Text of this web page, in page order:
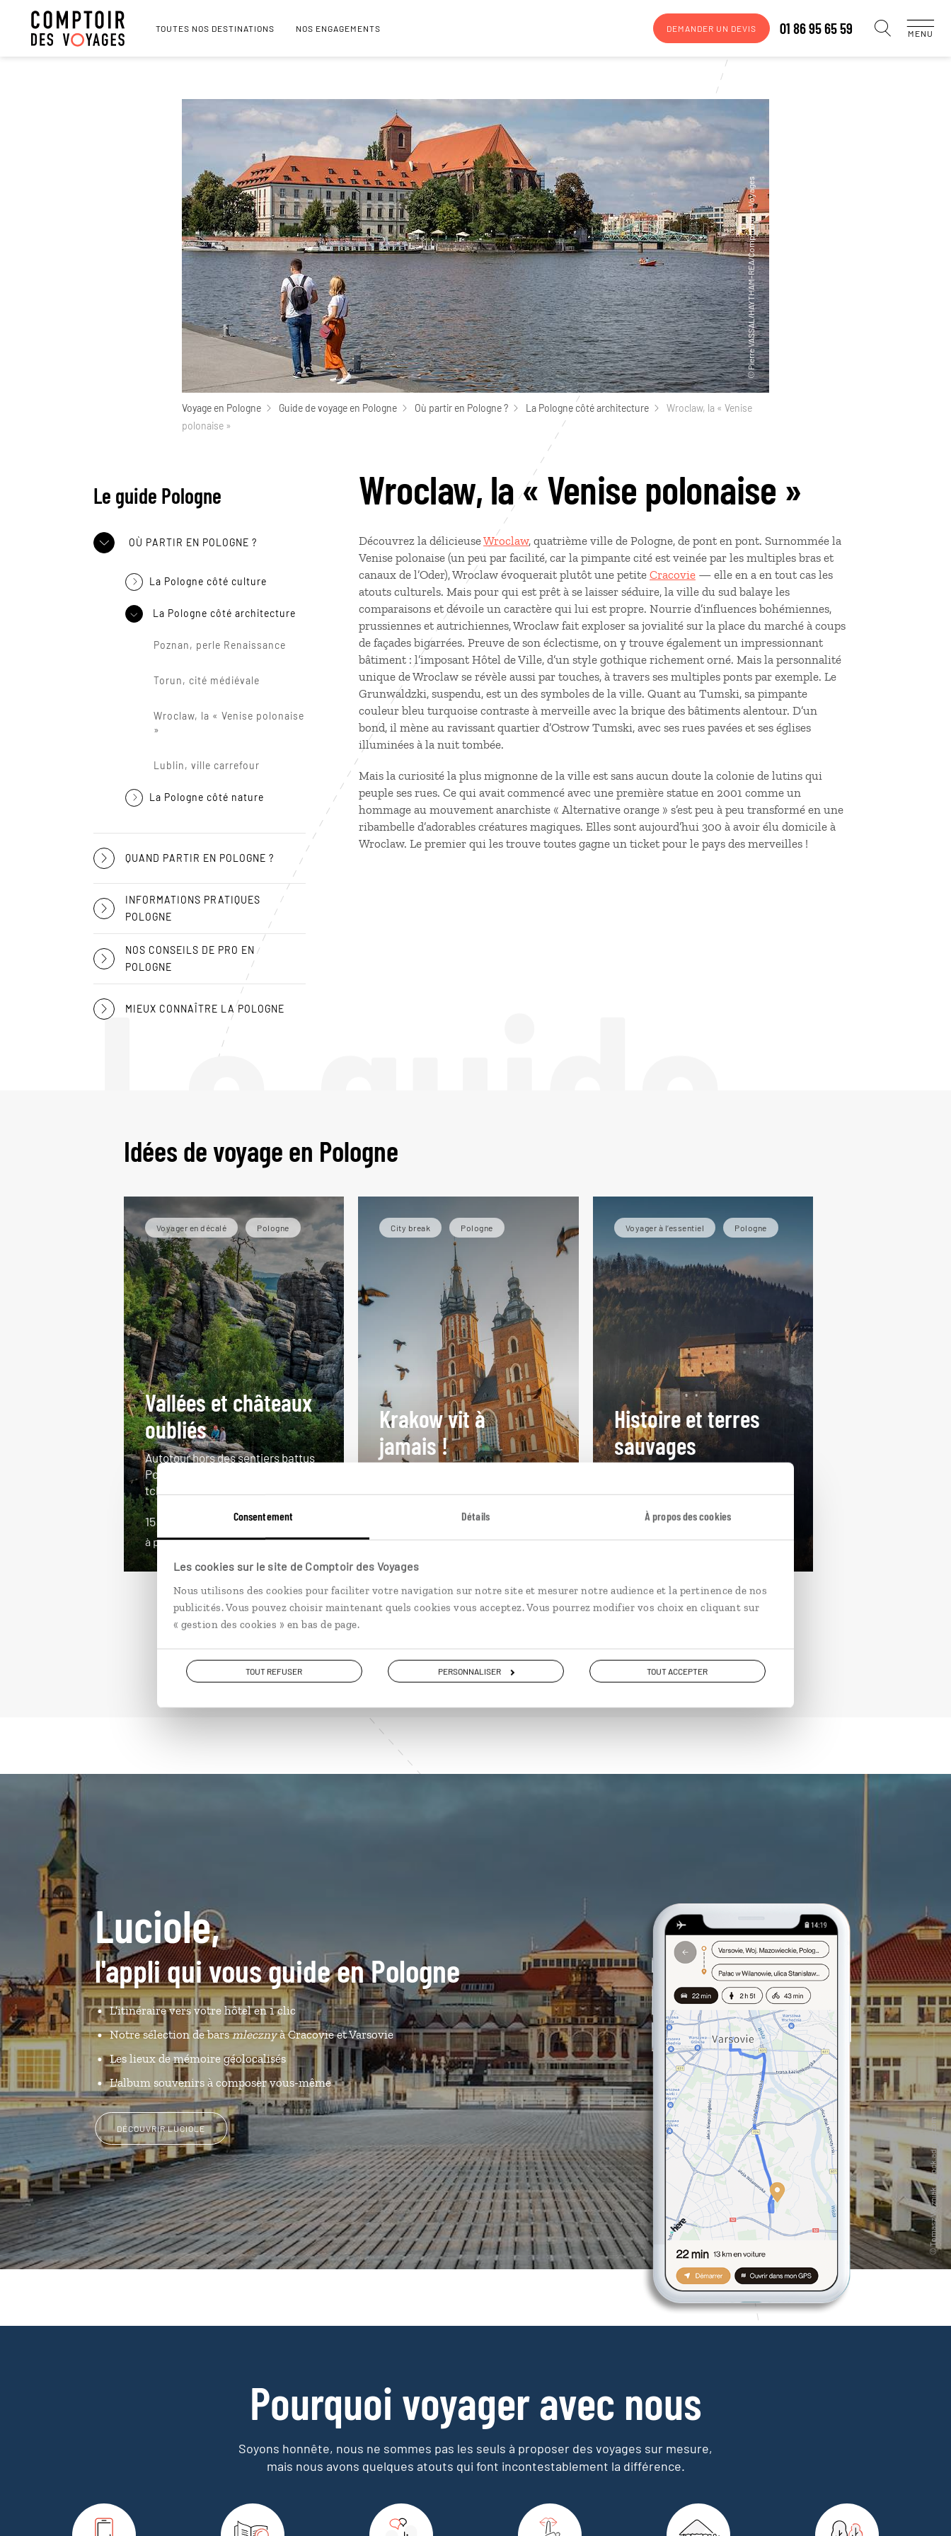
Consentement Détails À propos des cookies
Les cookies sur le site de Comptoir des Voyages
Nous utilisons des cookies pour faciliter votre navigation sur notre site et mesurer notre audience et la pertinence de nos
publicités. Vous pouvez choisir maintenant quels cookies vous acceptez. Vous pourrez modifier vos choix en cliquant sur
« gestion des cookies » en bas de page.
TOUT REFUSER PERSONNALISER TOUT ACCEPTER
TOUTES NOS DESTINATIONS NOS ENGAGEMENTS DEMANDER UN DEVIS 01 86 95 65 59 MENU
Voyage en Pologne Guide de voyage en Pologne Où partir en Pologne ? La Pologne côté architecture
Wroclaw, la « Venise
polonaise »
Le guide
Le guide Pologne
OÙ PARTIR EN POLOGNE ?
La Pologne côté culture
La Pologne côté architecture
Poznan, perle Renaissance
Torun, cité médiévale
Wroclaw, la « Venise polonaise
»
Lublin, ville carrefour
La Pologne côté nature
QUAND PARTIR EN POLOGNE ?
INFORMATIONS PRATIQUES
POLOGNE
NOS CONSEILS DE PRO EN
POLOGNE
MIEUX CONNAÎTRE LA POLOGNE
Wroclaw, la « Venise polonaise »
Découvrez la délicieuseWroclaw, quatrième ville de Pologne, de pont en pont. Surnommée la
Venise polonaise (un peu par facilité, car la pimpante cité est veinée par les multiples bras et
canaux de l’Oder), Wroclaw évoquerait plutôt une petite Cracovie — elle en a en tout cas les
atouts culturels. Mais pour qui est prêt à se laisser séduire, la ville du sud balaye les
comparaisons et dévoile un caractère qui lui est propre. Nourrie d’influences bohémiennes,
prussiennes et autrichiennes, Wroclaw fait exploser sa jovialité sur la place du marché à coups
de façades bigarrées. Preuve de son éclectisme, on y trouve également un impressionnant
bâtiment : l’imposant Hôtel de Ville, d’un style gothique richement orné. Mais la personnalité
unique de Wroclaw se révèle aussi par touches, à travers ses multiples ponts par exemple. Le
Grunwaldzki, suspendu, est un des symboles de la ville. Quant au Tumski, sa pimpante
couleur bleu turquoise contraste à merveille avec la brique des bâtiments alentour. D’un
bond, il mène au ravissant quartier d’Ostrow Tumski, avec ses rues pavées et ses églises
illuminées à la nuit tombée.
Mais la curiosité la plus mignonne de la ville est sans aucun doute la colonie de lutins qui
peuple ses rues. Ce qui avait commencé avec une première statue en 2001 comme un
hommage au mouvement anarchiste « Alternative orange » s’est peu à peu transformé en une
ribambelle d’adorables créatures magiques. Elles sont aujourd’hui 300 à avoir élu domicile à
Wroclaw. Le premier qui les trouve toutes gagne un ticket pour le pays des merveilles !
Idées de voyage en Pologne
Voyager en décalé Pologne
Vallées et châteaux
oubliés
Autotour hors des sentiers battus
Pologne, Slovaquie et République
tchèque.
15 jours / 14 nuits
à partir de 2300€
City break Pologne
Krakow vit à
jamais !
4 jours / 3 nuits
à partir de 800€
Voyager à l’essentiel Pologne
Histoire et terres
sauvages
8 jours / 7 nuits
à partir de 1200€
Luciole,
l'appli qui vous guide en Pologne
L’itinéraire vers votre hôtel en 1 clic
Notre sélection de barsmlecznyà Cracovie et Varsovie
Les lieux de mémoire géolocalisés
L'album souvenirs à composer vous-même
DÉCOUVRIR LUCIOLE
Pourquoi voyager avec nous
Soyons honnête, nous ne sommes pas les seuls à proposer des voyages sur mesure,
mais nous avons quelques atouts qui font incontestablement la différence.